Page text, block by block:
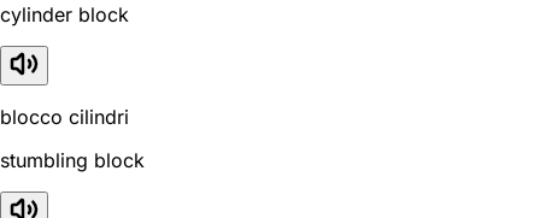
cylinder block
blocco cilindri
stumbling block